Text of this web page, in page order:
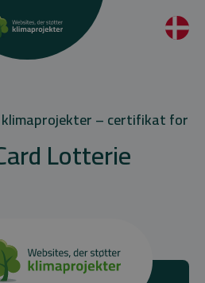
– certifikat for
Lotterie